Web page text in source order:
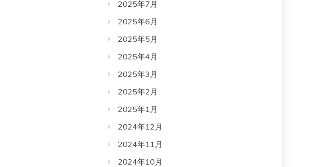
2025年7月
2025年6月
2025年5月
2025年4月
2025年3月
2025年2月
2025年1月
2024年12月
2024年11月
2024年10月